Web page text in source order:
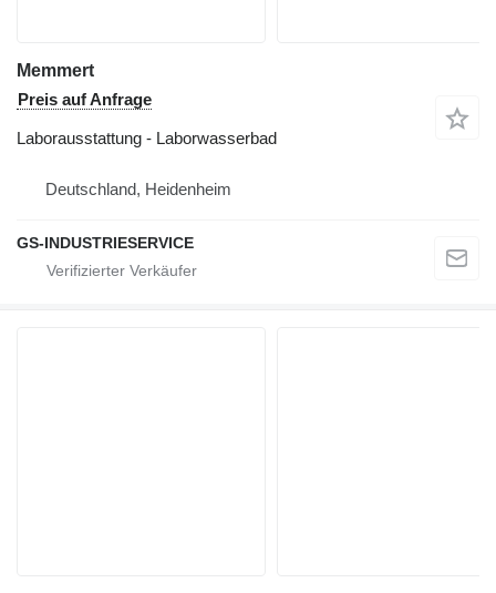
Memmert
Preis auf Anfrage
Laborausstattung - Laborwasserbad
Deutschland, Heidenheim
GS-INDUSTRIESERVICE